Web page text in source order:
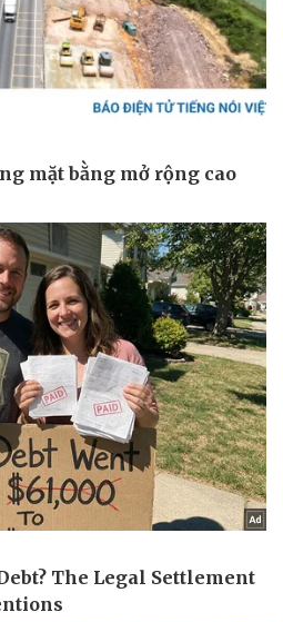
Thị trường
Giá vàng
Tiêu dùng
Tỷ giá
Chứng khoán
Giá cà phê